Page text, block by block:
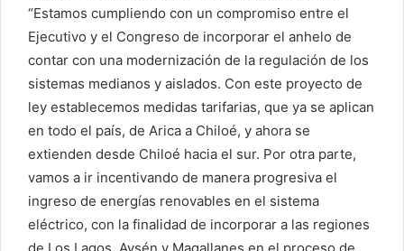
“Estamos cumpliendo con un compromiso entre el
Ejecutivo y el Congreso de incorporar el anhelo de
contar con una modernización de la regulación de los
sistemas medianos y aislados. Con este proyecto de
ley establecemos medidas tarifarias, que ya se aplican
en todo el país, de Arica a Chiloé, y ahora se
extienden desde Chiloé hacia el sur. Por otra parte,
vamos a ir incentivando de manera progresiva el
ingreso de energías renovables en el sistema
eléctrico, con la finalidad de incorporar a las regiones